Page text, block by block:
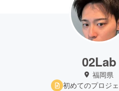
02Lab
福岡県
初めてのプロジ